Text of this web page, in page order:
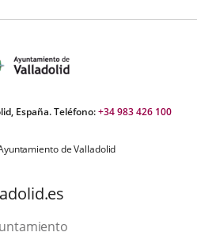
España. Teléfono:+34 983 426 100
de Valladolid